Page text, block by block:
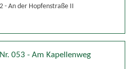
- An der Hopfenstraße II
053 - Am Kapellenweg